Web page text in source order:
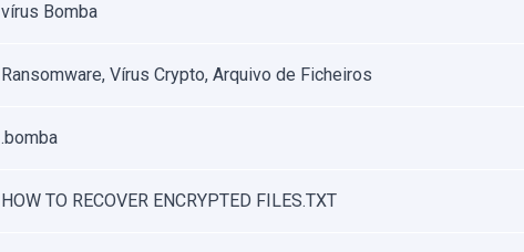
vírus Bomba
Ransomware, Vírus Crypto, Arquivo de Ficheiros
.bomba
HOW TO RECOVER ENCRYPTED FILES.TXT